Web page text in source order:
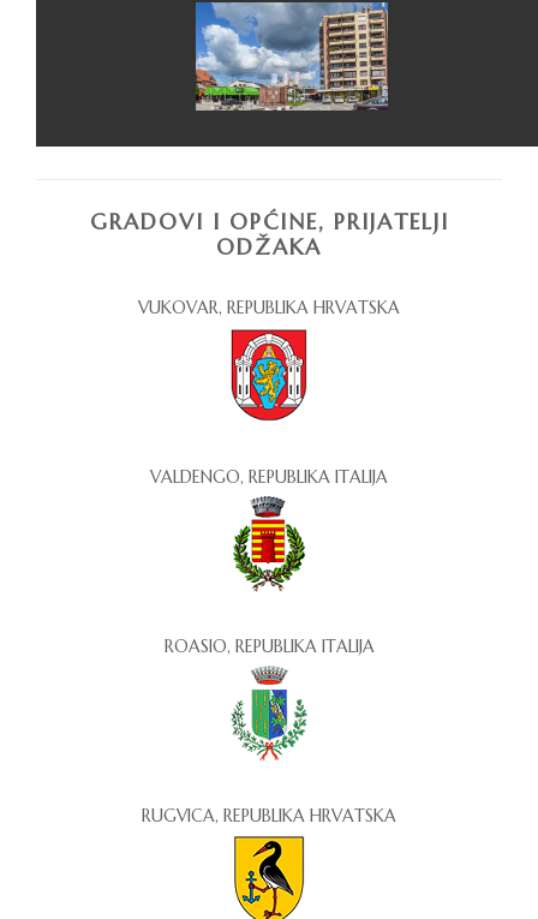
GRADOVI I OPĆINE, PRIJATELJI
ODŽAKA
VUKOVAR, REPUBLIKA HRVATSKA
VALDENGO, REPUBLIKA ITALIJA
ROASIO, REPUBLIKA ITALIJA
RUGVICA, REPUBLIKA HRVATSKA